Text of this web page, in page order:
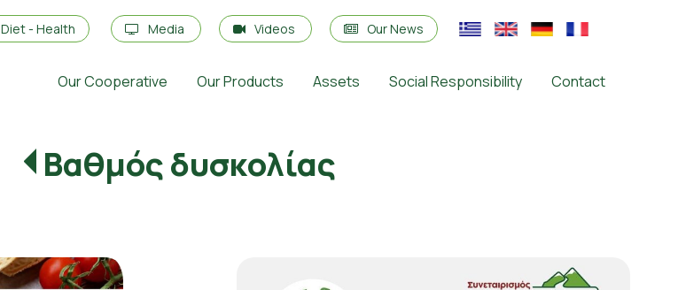
Diet - Health Media Videos Our News
Our Cooperative Our Products Assets Social Responsibility Contact
Βαθμός δυσκολίας